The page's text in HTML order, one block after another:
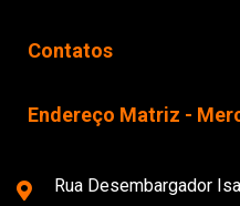
Contatos
Endereço Matriz -
Rua Desembargador